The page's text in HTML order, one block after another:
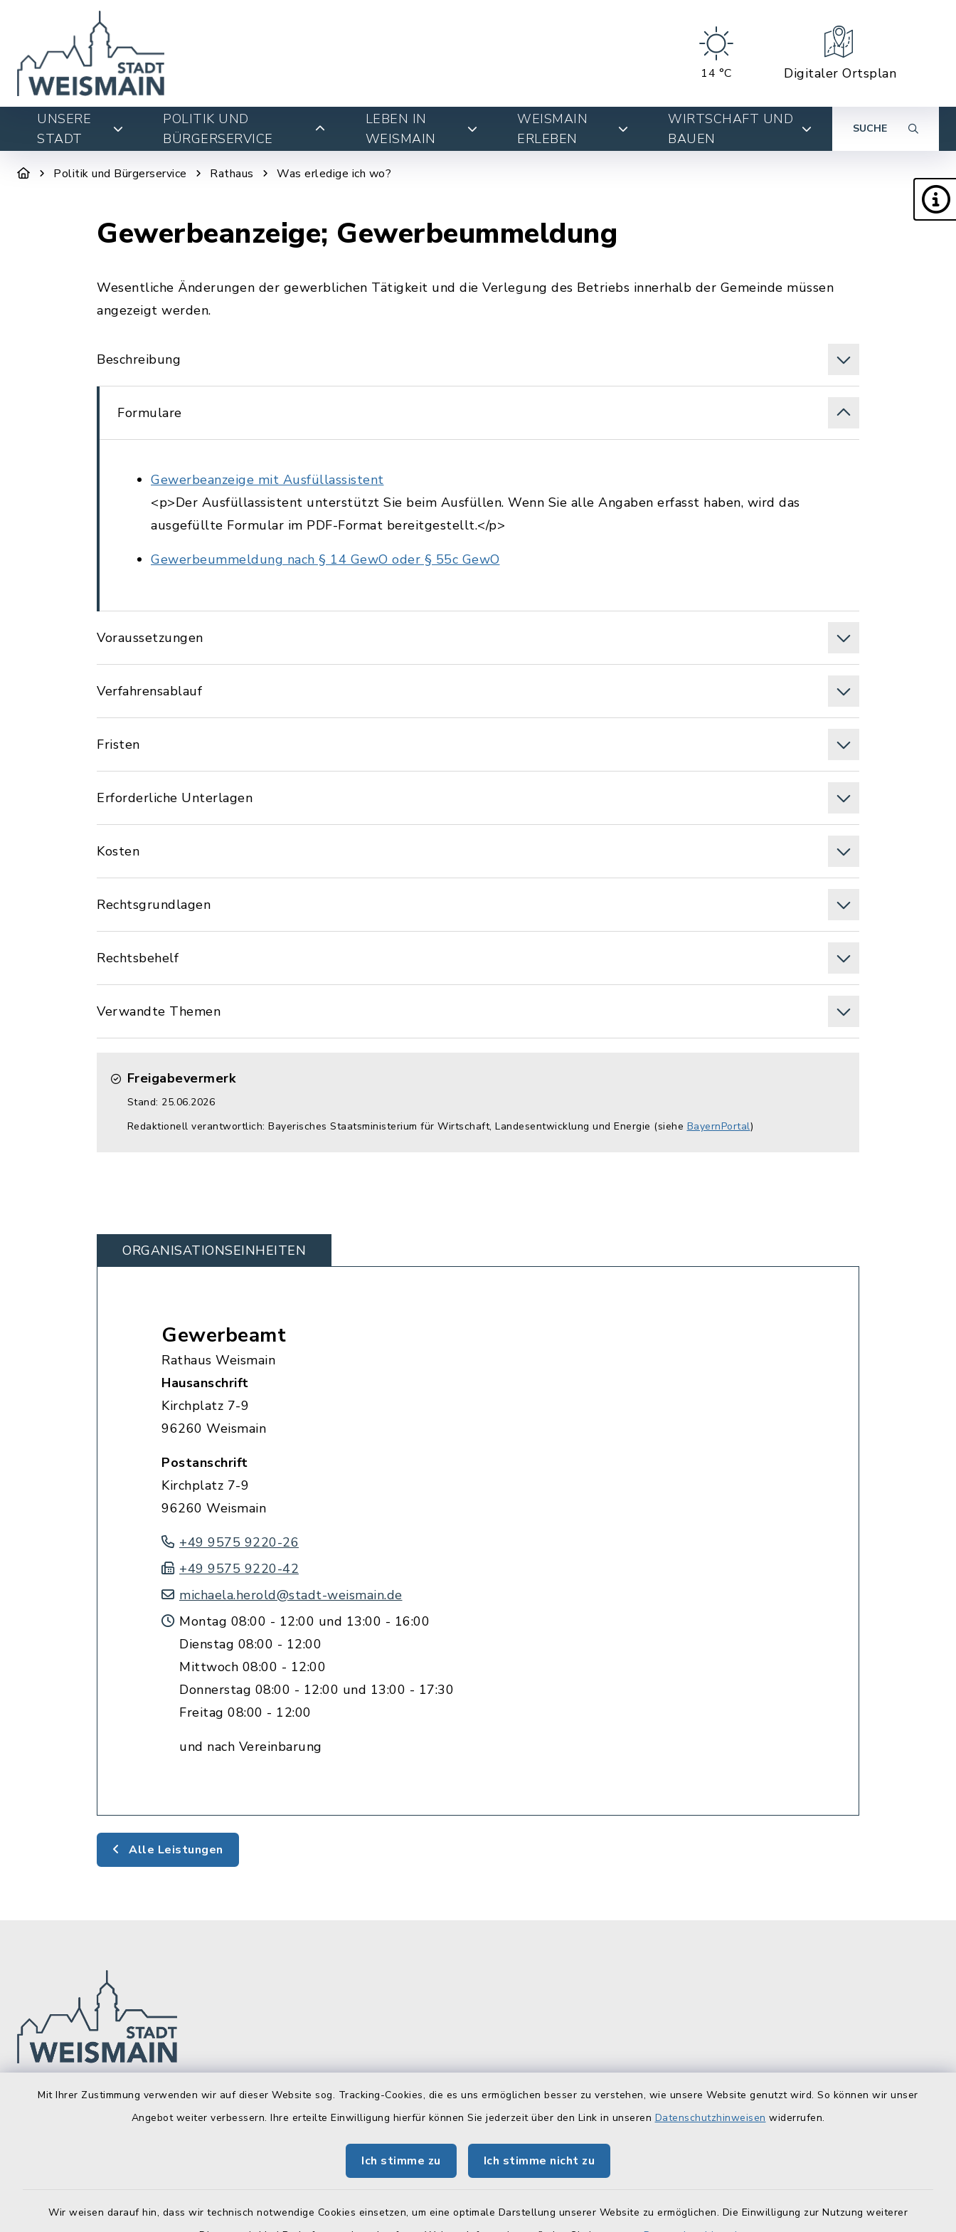
Mit Ihrer Zustimmung verwenden wir auf dieser Website sog. Tracking-Cookies, die es uns ermöglichen besser zu verstehen, wie unsere Website genutzt wird. So können wir unser
Angebot weiter verbessern. Ihre erteilte Einwilligung hierfür können Sie jederzeit über den Link in unseren Datenschutzhinweisen widerrufen.
Ich stimme zu Ich stimme nicht zu
Wir weisen darauf hin, dass wir technisch notwendige Cookies einsetzen, um eine optimale Darstellung unserer Website zu ermöglichen. Die Einwilligung zur Nutzung weiterer
14 °C Digitaler Ortsplan
UNSERE
STADT
POLITIK UND
BÜRGERSERVICE
LEBEN IN
WEISMAIN
WEISMAIN
ERLEBEN
WIRTSCHAFT UND
BAUEN
SUCHE
Politik und Bürgerservice Rathaus Was erledige ich wo?
Gewerbeanzeige; Gewerbeummeldung
Wesentliche Änderungen der gewerblichen Tätigkeit und die Verlegung des Betriebs innerhalb der Gemeinde müssen
angezeigt werden.
Beschreibung
Formulare
Gewerbeanzeige mit Ausfüllassistent
<p>Der Ausfüllassistent unterstützt Sie beim Ausfüllen. Wenn Sie alle Angaben erfasst haben, wird das
ausgefüllte Formular im PDF-Format bereitgestellt.</p>
Gewerbeummeldung nach § 14 GewO oder § 55c GewO
Voraussetzungen
Verfahrensablauf
Fristen
Erforderliche Unterlagen
Kosten
Rechtsgrundlagen
Rechtsbehelf
Verwandte Themen
Freigabevermerk
Stand: 25.06.2026
Redaktionell verantwortlich: Bayerisches Staatsministerium für Wirtschaft, Landesentwicklung und Energie (siehe BayernPortal)
ORGANISATIONS­EINHEITEN
Gewerbeamt
Rathaus Weismain
Hausanschrift
Kirchplatz 7-9
96260 Weismain
Postanschrift
Kirchplatz 7-9
96260 Weismain
+49 9575 9220-26
+49 9575 9220-42
michaela.herold@stadt-weismain.de
Montag 08:00 - 12:00 und 13:00 - 16:00
Dienstag 08:00 - 12:00
Mittwoch 08:00 - 12:00
Donnerstag 08:00 - 12:00 und 13:00 - 17:30
Freitag 08:00 - 12:00
und nach Vereinbarung
Alle Leistungen
Stadt Weismain
09575 922043
Öffnungszeiten
13.00-16.00 Uhr
Telefonverzeichnis
Telefonverzeichnis als PDF
herunterladen:
Telefonverzeichnis
Quicklinks